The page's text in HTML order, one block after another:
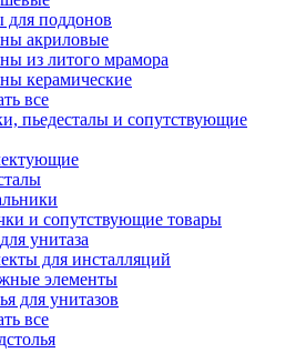
поддонов
акриловые
из литого мрамора
керамические
все
пьедесталы и сопутствующие
и сопутствующие товары
унитаза
для инсталляций
элементы
для унитазов
все